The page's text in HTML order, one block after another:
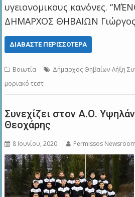
υγειονομικους κανόνες.
ΔΗΜΑΡΧΟΣ ΘΗΒΑΙΩΝ Γιώργος
ΔΙΑΒΆΣΤΕ ΠΕΡΙΣΣΌΤΕΡΑ
Βοιωτία
Δήμαρχος Θηβαίων-Λήξη
μοριακό τεστ
Συνεχίζει στον Α.Ο.
Θεοχάρης
8 Ιουνίου, 2020 Permissos Newsroom